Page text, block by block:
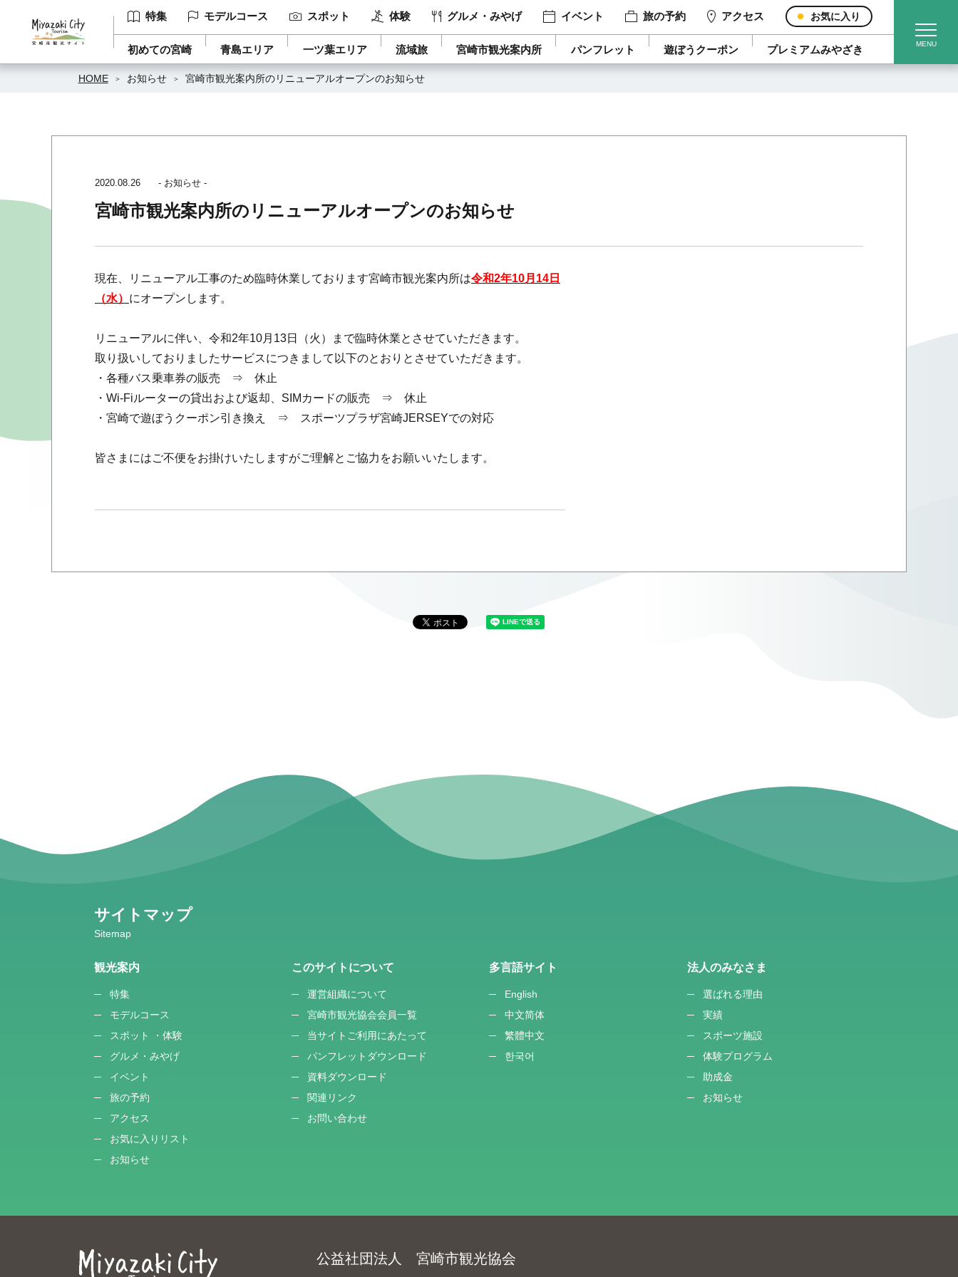
特集 モデルコース スポット 体験 グルメ・みやげ イベント 旅の予約 アクセス お気に入り
初めての宮崎 青島エリア 一ツ葉エリア 流域旅 宮崎市観光案内所 パンフレット 遊ぼうクーポン プレミアムみやざき
HOME お知らせ 宮崎市観光案内所のリニューアルオープンのお知らせ
2020.08.26 - お知らせ -
宮崎市観光案内所のリニューアルオープンのお知らせ
現在、リニューアル工事のため臨時休業しております宮崎市観光案内所は令和2年10月14日
（水） にオープンします。
リニューアルに伴い、令和2年10月13日（火）まで臨時休業とさせていただきます。
取り扱いしておりましたサービスにつきまして以下のとおりとさせていただきます。
・各種バス乗車券の販売 ⇒ 休止
・Wi-Fiルーターの貸出および返却、SIMカードの販売 ⇒ 休止
・宮崎で遊ぼうクーポン引き換え ⇒ スポーツプラザ宮崎JERSEYでの対応
皆さまにはご不便をお掛けいたしますがご理解とご協力をお願いいたします。
サイトマップ
観光案内
特集
モデルコース
スポット ・体験
グルメ・みやげ
イベント
旅の予約
アクセス
お気に入りリスト
お知らせ
このサイトについて
運営組織について
宮崎市観光協会会員一覧
当サイトご利用にあたって
パンフレットダウンロード
資料ダウンロード
関連リンク
お問い合わせ
多言語サイト
English
中文简体
繁體中文
한국어
法人のみなさま
選ばれる理由
実績
スポーツ施設
体験プログラム
助成金
お知らせ
公益社団法人 宮崎市観光協会